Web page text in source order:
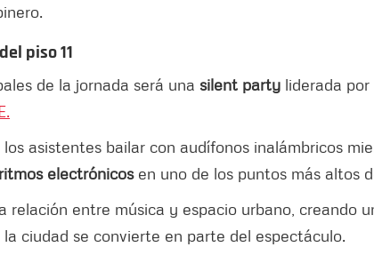
piso 11
de la jornada será una silent party liderada por
asistentes bailar con audífonos inalámbricos
electrónicosen uno de los puntos más altos
relación entre música y espacio urbano, creando
ciudad se convierte en parte del espectáculo.